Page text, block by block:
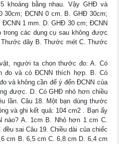
khoảng bằng nhau. Vậy GHĐ và
30cm; ĐCNN 0 cm. B. GHĐ 30cm;
1 mm. D. GHĐ 30 cm; ĐCNN
trong các dụng cụ sau không được
Thước dây B. Thước mét C. Thước
người ta chọn thước đo: A. Có
đo và có ĐCNN thích hợp. B. Có
và không cần để ý đến ĐCNN của
được. D. Có GHĐ nhỏ hơn chiều
lần. Câu 18. Một bạn dùng thước
và ghi kết quả: 104 cm2 . Bạn ấy
nào? A. 1cm B. Nhỏ hơn 1 cm C.
sai Câu 19. Chiều dài của chiếc
cm B. 6,5 cm C. 6,8 cm D. 6,4 cm